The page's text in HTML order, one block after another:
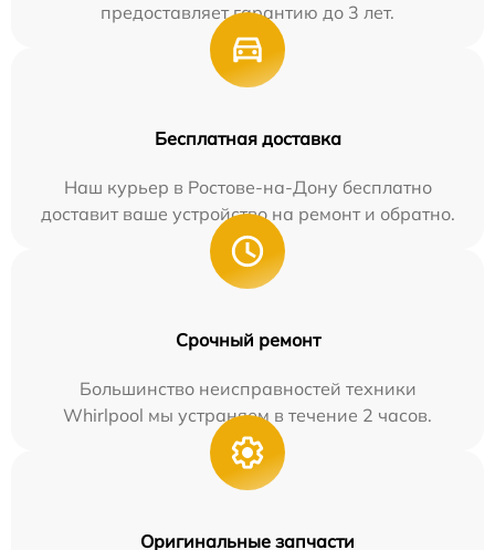
предоставляет гарантию до 3 лет.
Бесплатная доставка
Наш курьер в Ростове-на-Дону бесплатно
доставит ваше устройство на ремонт и обратно.
Срочный ремонт
Большинство неисправностей техники
Whirlpool мы устраняем в течение 2 часов.
Оригинальные запчасти